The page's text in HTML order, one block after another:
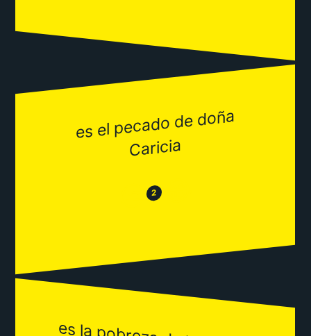
es el pecado de doña
Caricia
😒 2 😂